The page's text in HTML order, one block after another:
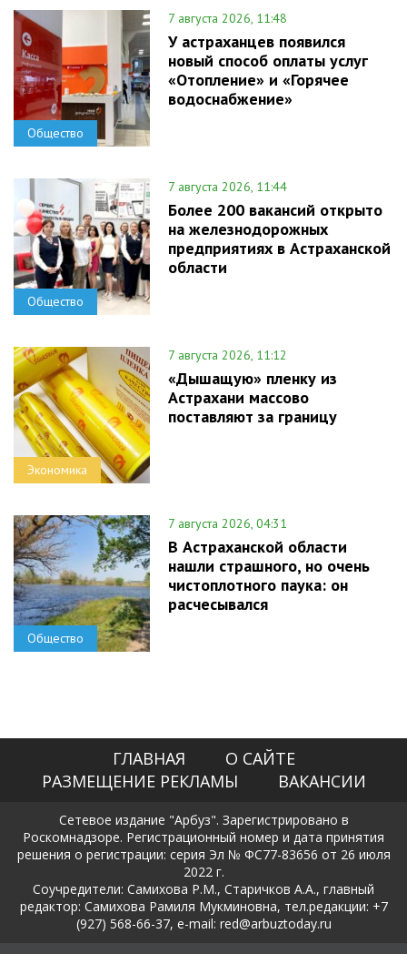
Общество
7 августа 2026, 11:48
У астраханцев появился
новый способ оплаты услуг
«Отопление» и «Горячее
водоснабжение»
Общество
7 августа 2026, 11:44
Более 200 вакансий открыто
на железнодорожных
предприятиях в Астраханской
области
Экономика
7 августа 2026, 11:12
«Дышащую» пленку из
Астрахани массово
поставляют за границу
Общество
7 августа 2026, 04:31
В Астраханской области
нашли страшного, но очень
чистоплотного паука: он
расчесывался
ГЛАВНАЯ
О САЙТЕ
РАЗМЕЩЕНИЕ РЕКЛАМЫ
ВАКАНСИИ
Сетевое издание "Арбуз". Зарегистрировано в
Роскомнадзоре. Регистрационный номер и дата принятия
решения о регистрации: серия Эл № ФС77-83656 от 26 июля
2022 г.
Соучредители: Самихова Р.М., Старичков А.А., главный
редактор: Самихова Рамиля Мукминовна, тел.редакции: +7
(927) 568-66-37, e-mail: red@arbuztoday.ru